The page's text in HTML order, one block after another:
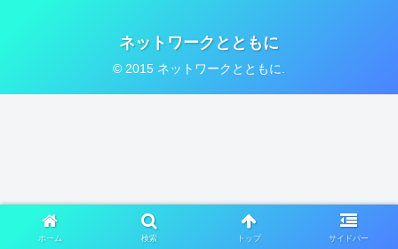
ネットワークとともに
© 2015 ネットワークとともに.
ホーム 検索 トップ サイドバー